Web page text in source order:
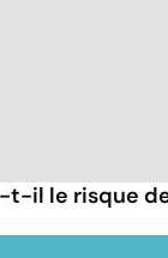
il le risque